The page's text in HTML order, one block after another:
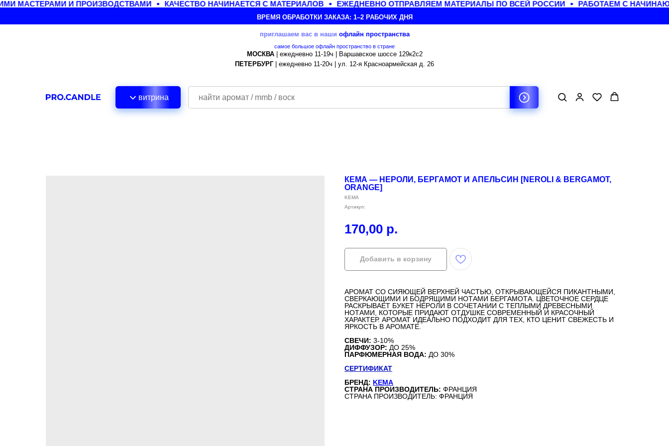
МАСТЕРАМИ И ПРОИЗВОДСТВАМИ КАЧЕСТВО НАЧИНАЕТСЯ С МАТЕРИАЛОВ ЕЖЕДНЕВНО ОТПРАВЛЯЕМ МАТЕРИАЛЫ ПО ВСЕЙ РОССИИ РАБОТАЕМ С
ВРЕМЯ ОБРАБОТКИ ЗАКАЗА: 1–2 РАБОЧИХ ДНЯ
приглашаем вас в наши офлайн пространства
самое большое офлайн пространство в стране
МОСКВА| ежедневно 11-19ч | Варшавское шоссе 129к2с2
ПЕТЕРБУРГ| ежедневно 11-20ч | ул. 12-я Красноармейская д. 26
витрина
КЕМА — НЕРОЛИ, БЕРГАМОТ И АПЕЛЬСИН [NEROLI & BERGAMOT,
ORANGE]
KEMA
Артикул:
170,00 р.
Добавить в корзину
АРОМАТ СО СИЯЮЩЕЙ ВЕРХНЕЙ ЧАСТЬЮ, ОТКРЫВАЮЩЕЙСЯ ПИКАНТНЫМИ,
СВЕРКАЮЩИМИ И БОДРЯЩИМИ НОТАМИ БЕРГАМОТА. ЦВЕТОЧНОЕ СЕРДЦЕ
РАСКРЫВАЕТ БУКЕТ НЕРОЛИ В СОЧЕТАНИИ С ТЕПЛЫМИ ДРЕВЕСНЫМИ
НОТАМИ, КОТОРЫЕ ПРИДАЮТ ОТДУШКЕ СОВРЕМЕННЫЙ И КРАСОЧНЫЙ
ХАРАКТЕР. АРОМАТ ИДЕАЛЬНО ПОДХОДИТ ДЛЯ ТЕХ, КТО ЦЕНИТ СВЕЖЕСТЬ И
ЯРКОСТЬ В АРОМАТЕ.
СВЕЧИ: 3-10%
ДИФФУЗОР: ДО 25%
ПАРФЮМЕРНАЯ ВОДА: ДО 30%
СЕРТИФИКАТ
БРЕНД: KEMA
СТРАНА ПРОИЗВОДИТЕЛЬ: ФРАНЦИЯ
СТРАНА ПРОИЗВОДИТЕЛЬ: ФРАНЦИЯ